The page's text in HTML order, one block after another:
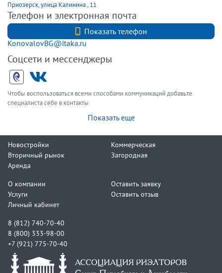
Приозерск, улица Калинина , 11
Телефон и электронная почта
Показать телефон
KonovalovBG@itaka.ru
Соцсети и мессенджеры
Чтобы воспользоваться всеми способами коммуникаций добавьте
специалиста себе в контакты
Показать еще
Новостройки
Вторичный рынок
Аренда
Коммерческая
Загородная
О компании
Услуги
Личный кабинет
Оставить заявку
Оставить отзыв
8 (812) 740-70-40
8 (800) 333-98-00
+7 (921) 775-70-40